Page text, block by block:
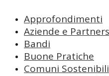
Approfondimenti
Aziende e
Bandi
Buone Pratiche
Comuni Sostenibili